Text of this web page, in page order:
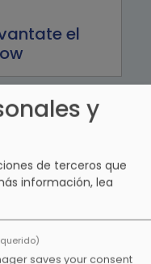
el
y
de terceros que
información, lea
saves your consent